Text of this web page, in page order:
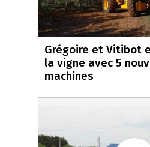
Grégoire et Vitibot
la vigne avec 5
machines